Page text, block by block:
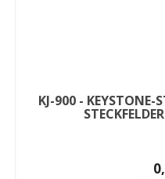
KJ-900 - KEYSTONE-